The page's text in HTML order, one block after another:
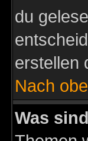
du
erstellen
Nach
Was